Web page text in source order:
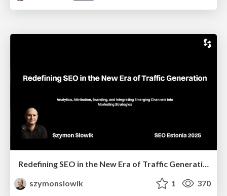
Redefining SEO in the New Era of Traffic Generation
szymonslowik
1 370